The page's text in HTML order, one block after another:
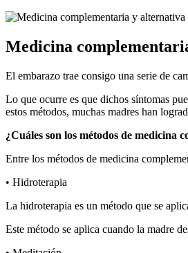
Medicina
El embarazo trae consigo una serie de
Lo que ocurre es que dichos síntomas
estos métodos, muchas madres han
¿Cuáles son los métodos de medicina
Entre los métodos de medicina
• Hidroterapia
La hidroterapia es un método que se
Este método se aplica cuando la madre